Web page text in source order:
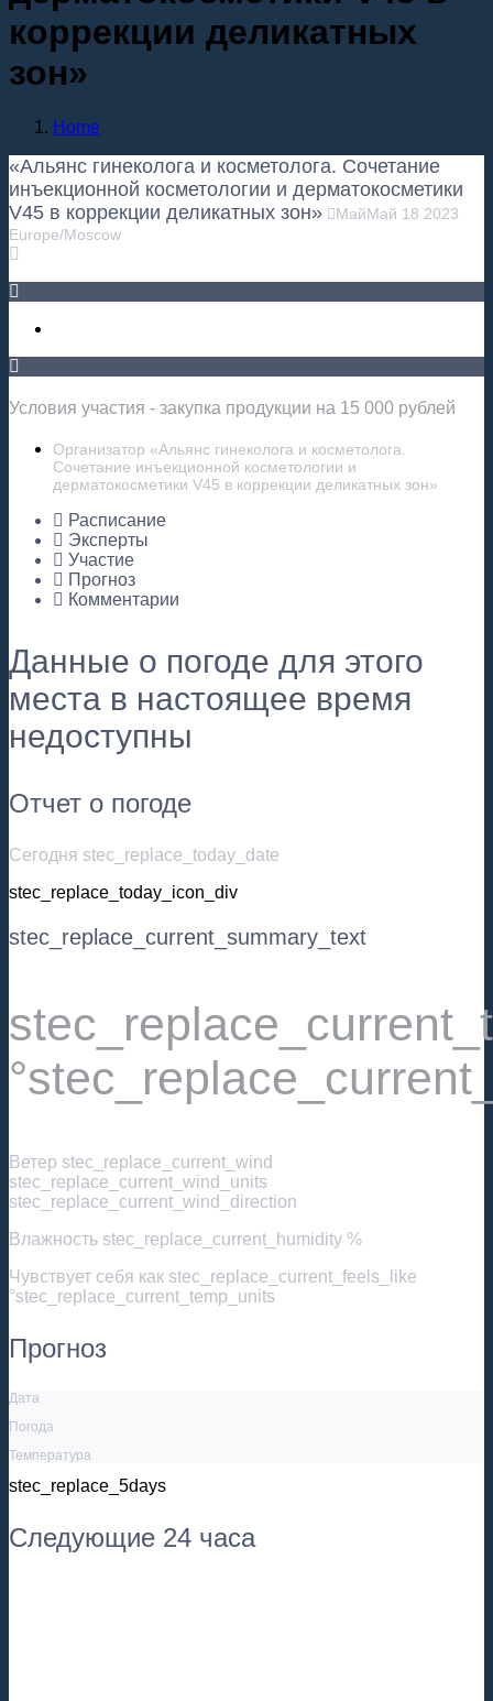
коррекции деликатных
зон»
Home
«Альянс гинеколога и косметолога. Сочетание
инъекционной косметологии и дерматокосметики
V45 в коррекции деликатных зон»
МайМай 18 2023
Europe/Moscow
Условия участия - закупка продукции на 15 000 рублей
Организатор «Альянс гинеколога и косметолога.
Сочетание инъекционной косметологии и
дерматокосметики V45 в коррекции деликатных зон»
Расписание
Эксперты
Участие
Прогноз
Комментарии
Данные о погоде для этого
места в настоящее время
недоступны
Отчет о погоде
Сегодня stec_replace_today_date
stec_replace_today_icon_div
stec_replace_current_summary_text
Ветер stec_replace_current_wind
stec_replace_current_wind_units
stec_replace_current_wind_direction
Влажность stec_replace_current_humidity %
Чувствует себя как stec_replace_current_feels_like
°stec_replace_current_temp_units
Прогноз
Дата
Погода
Температура
stec_replace_5days
Следующие 24 часа